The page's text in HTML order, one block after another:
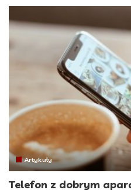
Artykuły
Telefon z dobrym